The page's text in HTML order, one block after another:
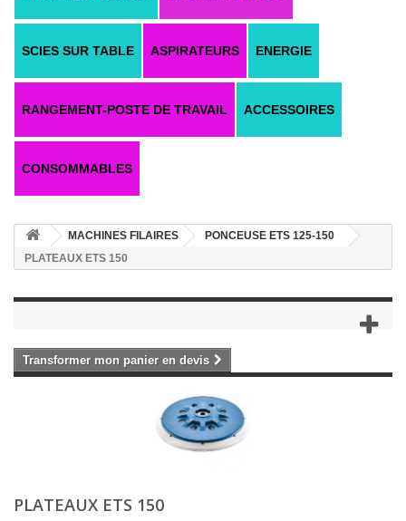
SCIES SUR TABLE ASPIRATEURS ENERGIE
RANGEMENT-POSTE DE TRAVAIL ACCESSOIRES
CONSOMMABLES
MACHINES FILAIRES
PONCEUSE ETS 125-150
PLATEAUX ETS 150
Transformer mon panier en devis
PLATEAUX ETS 150